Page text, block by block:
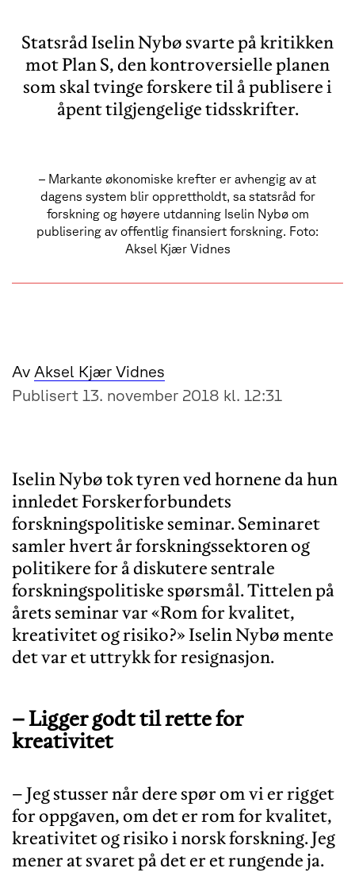
Statsråd Iselin Nybø svarte på kritikken
mot Plan S, den kontroversielle planen
som skal tvinge forskere til å publisere i
åpent tilgjengelige tidsskrifter.
– Markante økonomiske krefter er avhengig av at
dagens system blir opprettholdt, sa statsråd for
forskning og høyere utdanning Iselin Nybø om
publisering av offentlig finansiert forskning. Foto:
Aksel Kjær Vidnes
Av Aksel Kjær Vidnes
Publisert 13. november 2018 kl. 12:31
Iselin Nybø tok tyren ved hornene da hun
innledet Forskerforbundets
forskningspolitiske seminar. Seminaret
samler hvert år forskningssektoren og
politikere for å diskutere sentrale
forskningspolitiske spørsmål. Tittelen på
årets seminar var «Rom for kvalitet,
kreativitet og risiko?» Iselin Nybø mente
– Ligger godt til rette for
kreativitet
– Jeg stusser når dere spør om vi er rigget
for oppgaven, om det er rom for kvalitet,
kreativitet og risiko i norsk forskning. Jeg
mener at svaret på det er et rungende ja.